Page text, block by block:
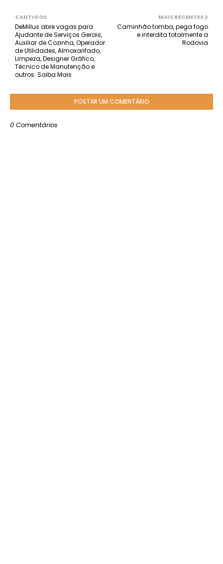
MAIS RECENTES
Caminhão tomba, pega fogo
e interdita totalmente a
Rodovia
ANTIGOS
DeMillus abre vagas para
Ajudante de Serviços Gerais,
Auxiliar de Cozinha, Operador
de Utilidades, Almoxarifado,
Limpeza, Designer Gráfico,
Técnico de Manutenção e
outros. Saiba Mais
POSTAR UM COMENTÁRIO
0 Comentários